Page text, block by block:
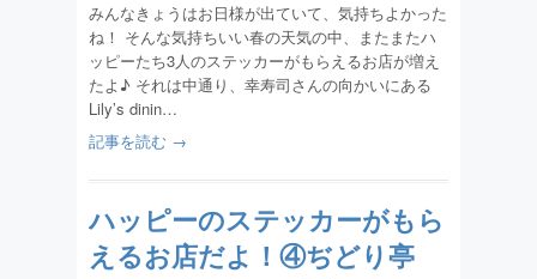
みんなきょうはお日様が出ていて、気持ちよかった
ね！ そんな気持ちいい春の天気の中、またまたハ
ッピーたち3人のステッカーがもらえるお店が増え
たよ♪ それは中通り、幸寿司さんの向かいにある
Lily’s dinin…
記事を読む →
ハッピーのステッカーがもら
えるお店だよ！④ぢどり亭